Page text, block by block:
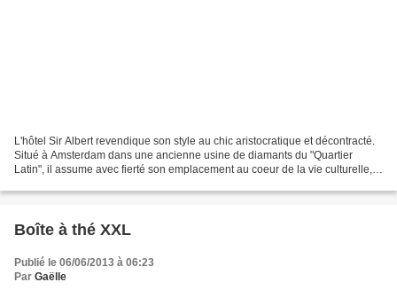
L'hôtel Sir Albert revendique son style au chic aristocratique et décontracté.
Situé à Amsterdam dans une ancienne usine de diamants du "Quartier
Latin", il assume avec fierté son emplacement au coeur de la vie culturelle,
Boîte à thé XXL
Publié le 06/06/2013 à 06:23
Par Gaëlle